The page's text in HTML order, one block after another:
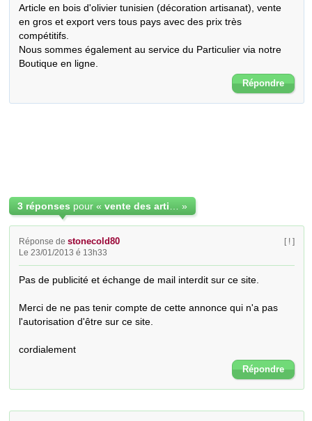
Article en bois d'olivier tunisien (décoration artisanat), vente
en gros et export vers tous pays avec des prix très
compétitifs.
Nous sommes également au service du Particulier via notre
Boutique en ligne.
Répondre
3 réponses pour « »
Réponse destonecold80
Le 23/01/2013 é 13h33
[ ! ]
Pas de publicité et échange de mail interdit sur ce site.
Merci de ne pas tenir compte de cette annonce qui n'a pas
l'autorisation d'être sur ce site.
cordialement
Répondre